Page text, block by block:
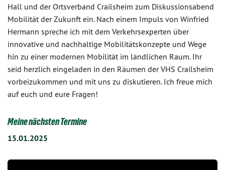
Hall und der Ortsverband Crailsheim zum Diskussionsabend
Mobilität der Zukunft ein. Nach einem Impuls von Winfried
Hermann spreche ich mit dem Verkehrsexperten über
innovative und nachhaltige Mobilitätskonzepte und Wege
hin zu einer modernen Mobilität im ländlichen Raum. Ihr
seid herzlich eingeladen in den Räumen der VHS Crailsheim
vorbeizukommen und mit uns zu diskutieren. Ich freue mich
auf euch und eure Fragen!
Meine nächsten Termine
15.01.2025